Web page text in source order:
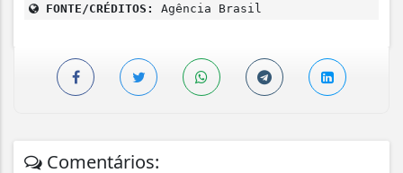
FONTE/CRÉDITOS: Agência Brasil
Comentários: